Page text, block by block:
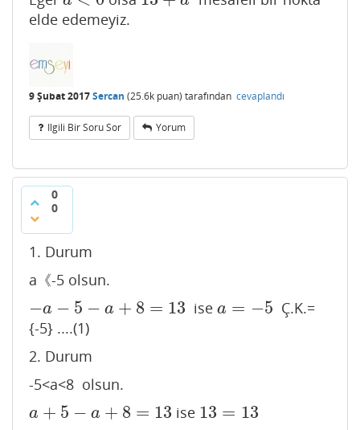
elde edemeyiz.
9 Şubat 2017Sercan (25.6k puan) tarafından cevaplandı
Ilgili Bir Soru Sor Yorum
0
0
1. Durum
a《-5 olsun.
−a − 5 − a + 8 = 13
−a− 5− a+ 8= 13 isea = −5
a=−5
Ç.K.=
{-5} ....(1)
2. Durum
-5<a<8 olsun.
a + 5 − a + 8 = 13
a+5− a +8=13 ise 13 = 13
13=13